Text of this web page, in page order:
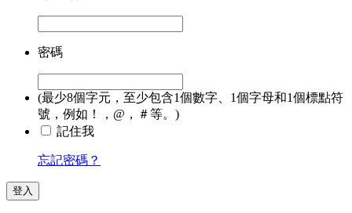
密碼
(最少8個字元，至少包含1個數字、1個字母和1個標點符
號，例如！，@，＃等。)
記住我
忘記密碼？
登入